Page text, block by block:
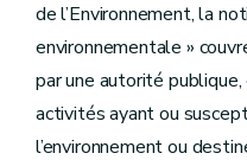
de l’Environnement, la
environnementale »
par une autorité
activités ayant ou
l’environnement ou